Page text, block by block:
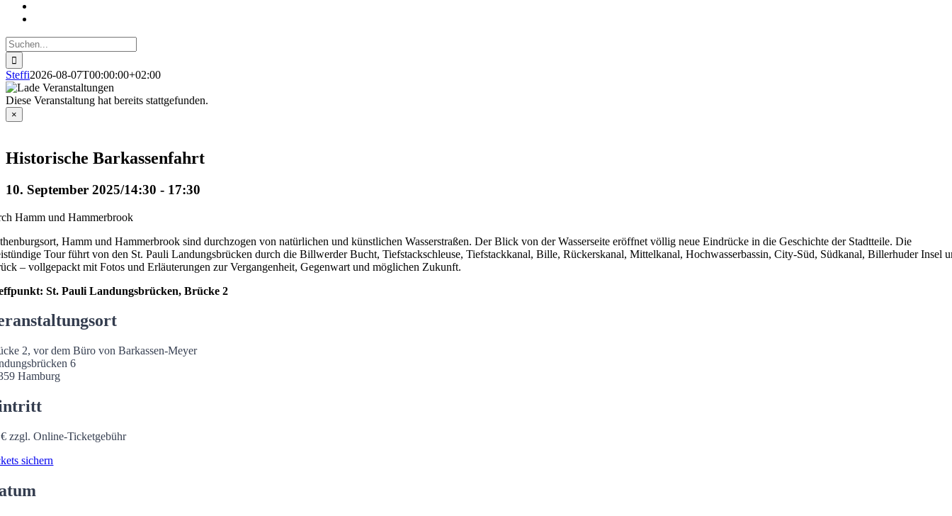
Suche
nach:
Steffi2026-08-07T00:00:00+02:00
Diese Veranstaltung hat bereits stattgefunden.
×
Historische Barkassenfahrt
10. September 2025/14:30 - 17:30
Hamm und Hammerbrook
Hamm und Hammerbrook sind durchzogen von natürlichen und künstlichen Wasserstraßen. Der Blick von der Wasserseite eröffnet völlig neue Eindrücke in die Geschichte der Stadtteile. Die
Tour führt von den St. Pauli Landungsbrücken durch die Billwerder Bucht, Tiefstackschleuse, Tiefstackkanal, Bille, Rückerskanal, Mittelkanal, Hochwasserbassin, City-Süd, Südkanal, Billerhuder Insel
– vollgepackt mit Fotos und Erläuterungen zur Vergangenheit, Gegenwart und möglichen Zukunft.
St. Pauli Landungsbrücken, Brücke 2
2, vor dem Büro von Barkassen-Meyer
6
Hamburg
zzgl. Online-Ticketgebühr
sichern